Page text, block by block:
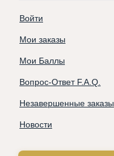
Войти
Мои заказы
Мои Баллы
Вопрос-Ответ F.A.Q.
Незавершенные заказы
Новости